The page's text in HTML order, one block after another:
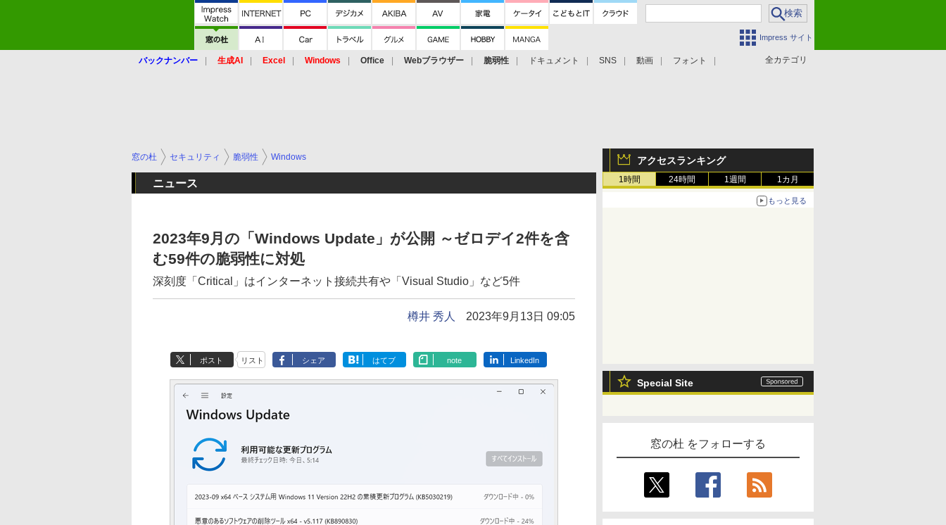
Impress サイト
全カテゴリ
バックナンバー 生成AI Excel Windows Office Webブラウザー 脆弱性 ドキュメント SNS 動画 フォント
アクセスランキング
1時間 24時間 1週間 1カ月
もっと見る
Special Site
窓の杜 をフォローする
窓の杜 セキュリティ 脆弱性 Windows
ニュース
2023年9月の「Windows Update」が公開 ～ゼロデイ2件を含
む59件の脆弱性に対処
深刻度「Critical」はインターネット接続共有や「Visual Studio」など5件
樽井 秀人 2023年9月13日 09:05
ポスト リスト シェア はてブ note LinkedIn